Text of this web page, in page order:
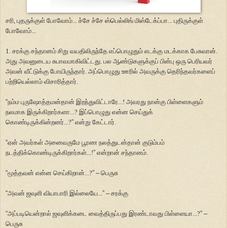
சரி, புதருக்குள் போவோம்... ச்சே ச்சே ஸ்பெல்லிங் மிஸ்டேக்ப்பா... புதிருக்குள்
போவோம்...
1. சரக்கு சந்தானம் சிறு வயதிலிருந்தே எப்பொழுதும் எடக்கு மடக்காக பேசுவான்.
அது அவனுடைய சுபாவமாகிவிட்டது. பல ஆண்டுகளுக்குப் பின்பு ஒரு பெரியவர்
அவன் வீட்டுக்கு போயிருந்தார். அப்பொழுது ஊரில் அவருக்கு தெரிந்தவர்களைப்
பற்றியெல்லாம் விசாரித்தார்.
“நம்ம புருஷோத்தமன்தான் இறந்துவிட்டாரே...! அவரது நான்கு பிள்ளைகளும்
நலமாக இருக்கிறார்களா...? இப்பொழுது என்ன செய்துக்
கொண்டிருக்கின்றனர்...?” என்று கேட்டார்.
“ஏன் அவர்கள் அனைவருமே பூரண நலத்துடன்தான் குடும்பம்
நடத்திக்கொண்டிருக்கிறார்கள்...!” என்றான் சந்தானம்.
“மூத்தவன் என்ன செய்கிறான்...?” –பெருசு
“அவன் ஜவுளி வியாபாரி இல்லையே... ” –சரக்கு
“அப்படியென்றால் ஜவுளிக்கடை வைத்திருப்பது இரண்டாவது பிள்ளையா...?” –
பெருசு